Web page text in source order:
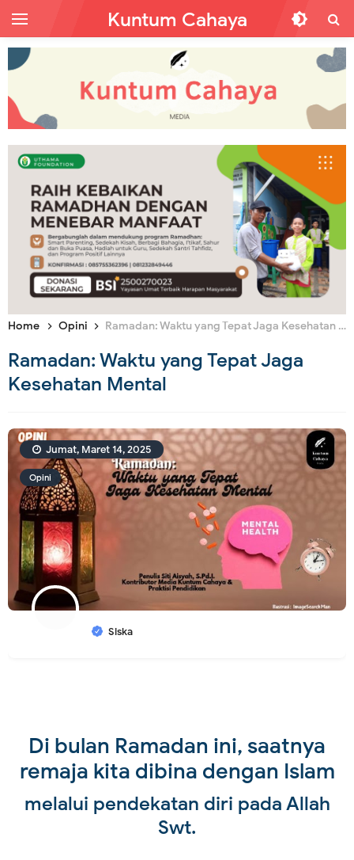
Kuntum Cahaya
Home Opini Ramadan: Waktu yang Tepat Jaga Kesehatan Mental
Ramadan: Waktu yang Tepat Jaga
Kesehatan Mental
Opini
Siska
Jumat, Maret 14, 2025
Di bulan Ramadan ini, saatnya
remaja kita dibina dengan Islam
melalui pendekatan diri pada Allah
Swt.